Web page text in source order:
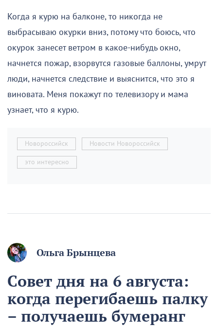
Когда я курю на балконе, то никогда не
выбрасываю окурки вниз, потому что боюсь, что
окурок занесет ветром в какое-нибудь окно,
начнется пожар, взорвутся газовые баллоны, умрут
люди, начнется следствие и выяснится, что это я
виновата. Меня покажут по телевизору и мама
узнает, что я курю.
Новороссийск Новости Новороссийск
это интересно
Ольга Брынцева
Совет дня на 6 августа:
когда перегибаешь палку
– получаешь бумеранг